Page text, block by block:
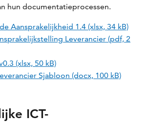
hun documentatieprocessen.
Aansprakelijkheid 1.4 (xlsx, 34 kB)
Leverancier (pdf, 2
(xlsx, 50 kB)
Sjabloon (docx, 100 kB)
ICT-